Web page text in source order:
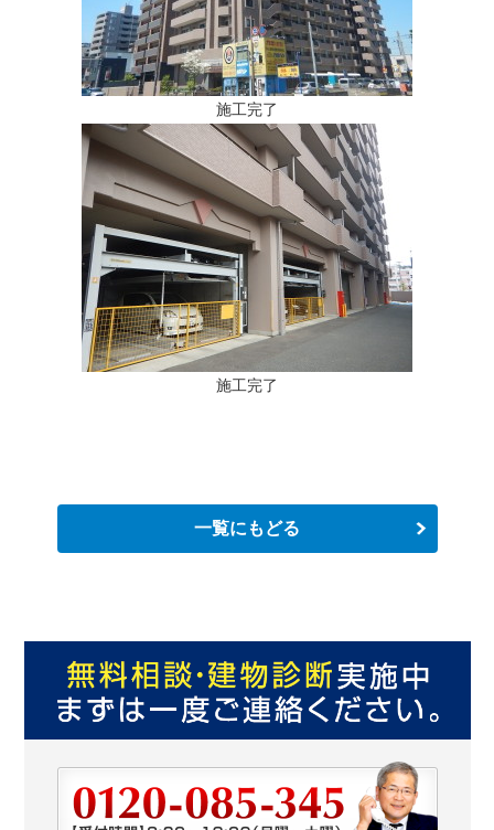
施工完了
施工完了
一覧にもどる